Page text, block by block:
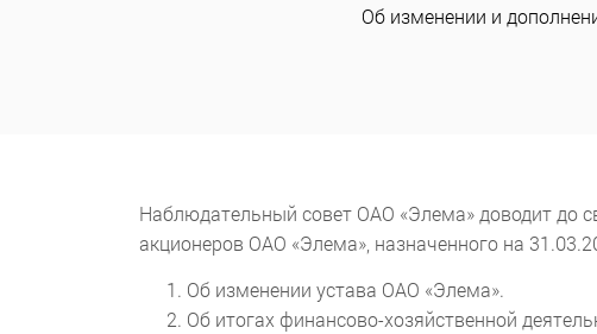
Об изменении и
Наблюдательный совет ОАО «Элема» доводит до
акционеров ОАО «Элема», назначенного на
Об изменении устава ОАО «Элема».
Об итогах финансово-хозяйственной